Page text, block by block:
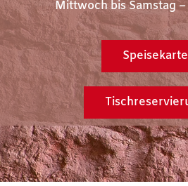
Mittwoch bis Samstag
Speisekarte